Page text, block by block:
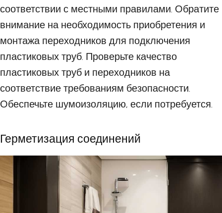
соответствии с местными правилами. Обратите
внимание на необходимость приобретения и
монтажа переходников для подключения
пластиковых труб. Проверьте качество
пластиковых труб и переходников на
соответствие требованиям безопасности.
Обеспечьте шумоизоляцию, если потребуется.
Герметизация соединений